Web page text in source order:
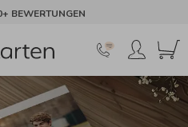
BEWERTUNGEN